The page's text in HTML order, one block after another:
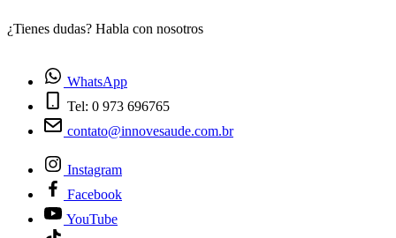
¿Tienes dudas? Habla con nosotros
WhatsApp
Tel: 0 973 696765
contato@innovesaude.com.br
Instagram
Facebook
YouTube